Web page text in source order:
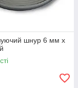
шнур 6 мм х